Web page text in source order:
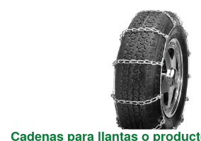
Cadenas para llantas o